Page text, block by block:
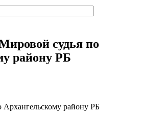
судья по
району РБ
Архангельскому району РБ